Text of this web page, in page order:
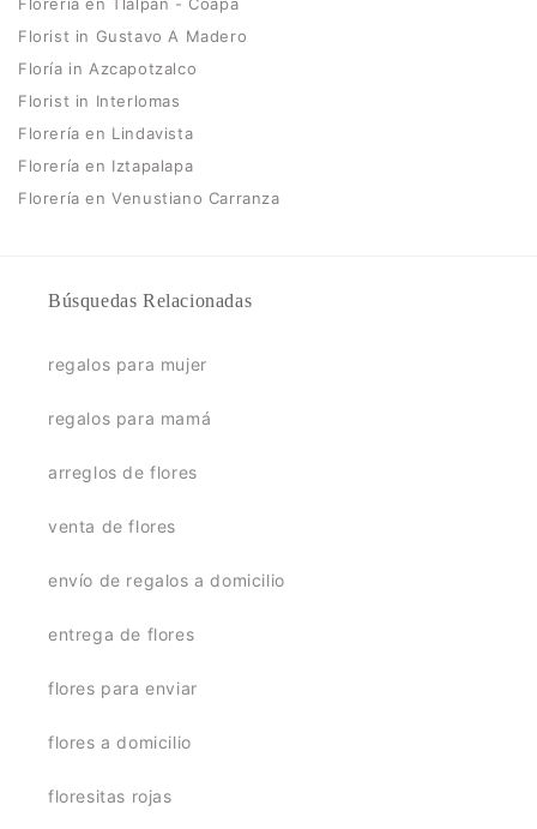
Florist in Gustavo A Madero
Floría in Azcapotzalco
Florist in Interlomas
Florería en Lindavista
Florería en Iztapalapa
Florería en Venustiano Carranza
Búsquedas Relacionadas
regalos para mujer
regalos para mamá
arreglos de flores
venta de flores
envío de regalos a domicilio
entrega de flores
flores para enviar
flores a domicilio
floresitas rojas